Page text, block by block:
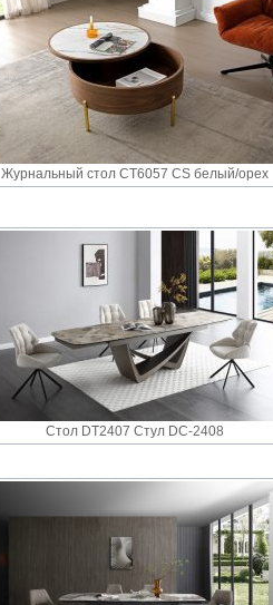
Журнальный стол CT6057 CS белый/орех
Стол DT2407 Стул DC-2408